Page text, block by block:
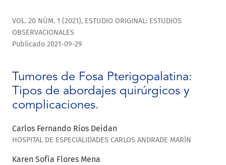
VOL. 20 NÚM. 1 (2021), ESTUDIO ORIGINAL: ESTUDIOS
OBSERVACIONALES
Tumores de Fosa Pterigopalatina:
Tipos de abordajes quirúrgicos y
complicaciones.
Publicado 2021-09-29
Carlos Fernando Ríos Deidan
HOSPITAL DE ESPECIALIDADES CARLOS ANDRADE MARÍN
Karen Sofía Flores Mena